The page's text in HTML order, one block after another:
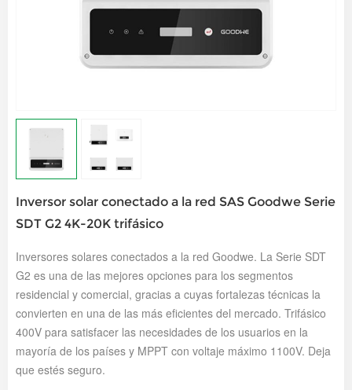
Inversor solar conectado a la red SAS Goodwe Serie
SDT G2 4K-20K trifásico
Inversores solares conectados a la red Goodwe. La Serie SDT
G2 es una de las mejores opciones para los segmentos
residencial y comercial, gracias a cuyas fortalezas técnicas la
convierten en una de las más eficientes del mercado. Trifásico
400V para satisfacer las necesidades de los usuarios en la
mayoría de los países y MPPT con voltaje máximo 1100V. Deja
que estés seguro.